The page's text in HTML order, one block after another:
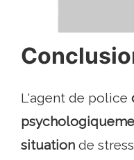
L'agent de police
situation de